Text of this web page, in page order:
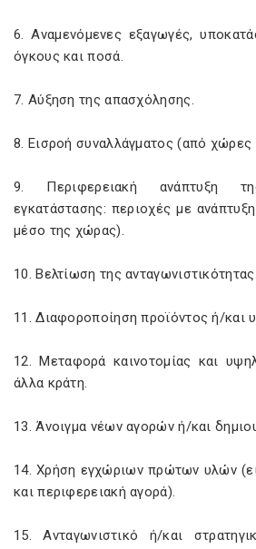
6. Αναμενόμενες εξαγωγές,
όγκους και ποσά.
7. Αύξηση της απασχόλησης.
8. Εισροή συναλλάγματος (από χώρες
9. Περιφερειακή ανάπτυξη
εγκατάστασης: περιοχές με
μέσο της χώρας).
10. Βελτίωση της ανταγωνιστικότητας.
11. Διαφοροποίηση προϊόντος ή/και
12. Μεταφορά καινοτομίας και
άλλα κράτη.
13. Άνοιγμα νέων αγορών ή/και
14. Χρήση εγχώριων πρώτων υλών
και περιφερειακή αγορά).
15. Ανταγωνιστικό ή/και